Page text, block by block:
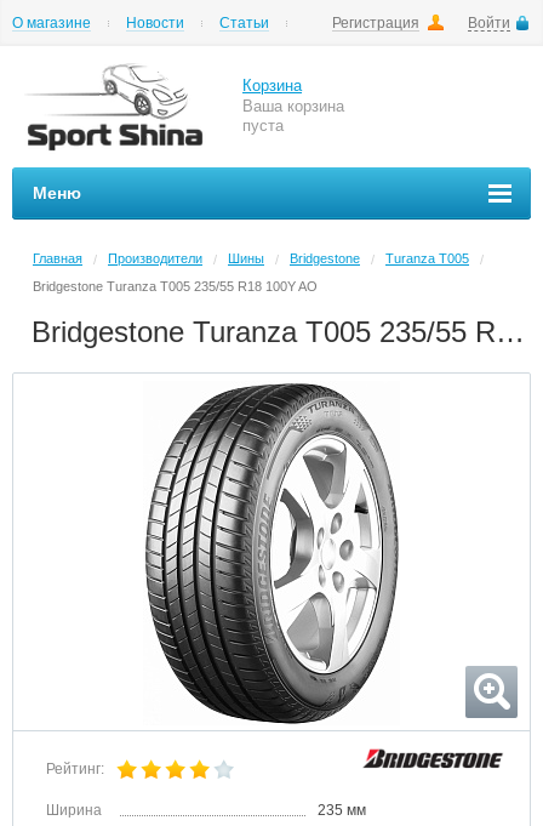
Регистрация Войти
О магазине Новости
Статьи
Корзина
Ваша корзина
пуста
Меню
Главная / Производители / Шины / Bridgestone / Turanza T005
/
Bridgestone Turanza T005 235/55 R18 100Y AO
Bridgestone Turanza T005 235/55 R18 100Y AO
Рейтинг:
Ширина
235 мм